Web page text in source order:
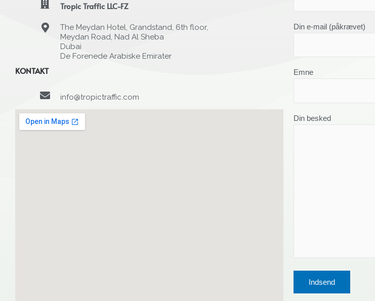
Tropic Traffic LLC-FZ
The Meydan Hotel, Grandstand, 6th floor,
Meydan Road, Nad Al Sheba
Dubai
De Forenede Arabiske Emirater
KONTAKT
info@tropictraffic.com
Din e-mail (påkrævet)
Emne
Din besked